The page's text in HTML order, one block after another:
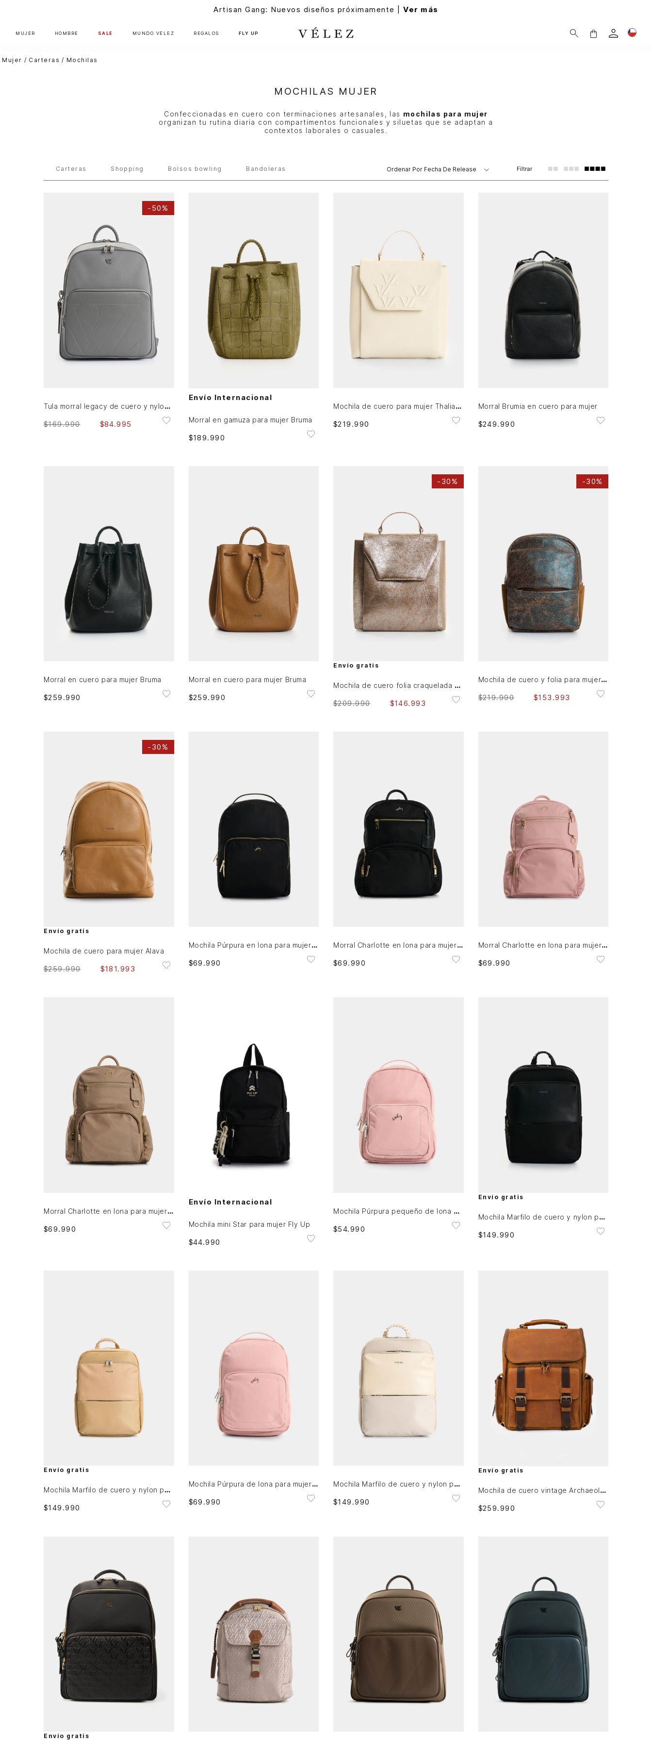
Artisan Gang: Nuevos diseños próximamente |Ver más
MUJER HOMBRE SALE MUNDO VÉLEZ REGALOS FLY UP
Mujer Carteras Mochilas
MOCHILAS MUJER
Confeccionadas en cuero con terminaciones artesanales, las mochilas para mujer
organizan tu rutina diaria con compartimentos funcionales y siluetas que se adaptan a
contextos laborales o casuales.
Carteras Shopping Bolsos bowling Bandoleras Ordenar Por Fecha De Release Filtrar
- 50%
Tula morral legacy de cuero y nylon para mujer tag para viaje
$169.990 $84.995
Envío Internacional
Morral en gamuza para mujer Bruma
$189.990
Mochila de cuero para mujer Thalia Monogram
$219 .990
Única
Morral Brumia en cuero para mujer
$249.990
Morral en cuero para mujer Bruma
$259 .990
Morral en cuero para mujer Bruma
$259.990
- 30%
Envío gratis
Mochila de cuero folia craquelada para mujer Thalia
$209.990 $146.993
-30%
Mochila de cuero y folia para mujer Ryn
$219.990 $153 .993
- 30%
Envío gratis
Mochila de cuero para mujer Alava
$259.990 $181.993
Mochila Púrpura en lona para mujer casual
$69 .990
Morral Charlotte en lona para mujer casual
$69.990
Morral Charlotte en lona para mujer casual
$69 .990
Morral Charlotte en lona para mujer casual
$69.990
Envío Internacional
Mochila mini Star para mujer Fly Up
$44.990
Mochila Púrpura pequeño de lona para mujer manija cuero
$54.990
Envío gratis
Mochila Marfilo de cuero y nylon para mujer manija trenzada
$149.990
Envío gratis
Mochila Marfilo de cuero y nylon para mujer manija trenzada
$149 .990
Mochila Púrpura de lona para mujer manija cuero
$69 .990
Mochila Marfilo de cuero y nylon para mujer manija trenzada
$149 .990
Envío gratis
Mochila de cuero vintage Archaeology
$259.990
Envío gratis